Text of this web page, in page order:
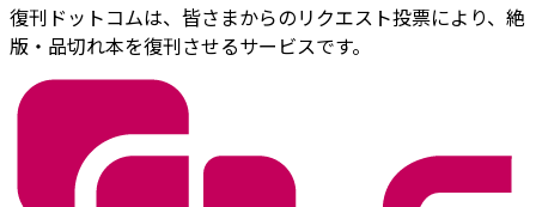
復刊ドットコムは、皆さまからのリクエスト投票により、絶
版・品切れ本を復刊させるサービスです。